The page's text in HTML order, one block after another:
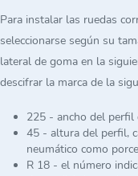
Para instalar las ruedas
seleccionarse según su
lateral de goma en la
descifrar la marca de la
225 - ancho del perfil
45 - altura del perfil,
neumático como
R 18 - el número